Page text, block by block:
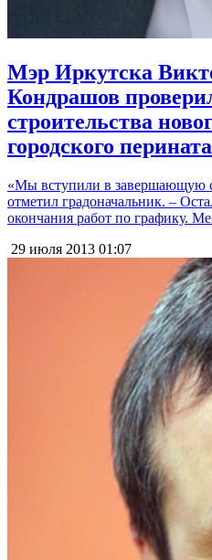
Мэр Иркутска
Кондрашов
строительства
городского
«Мы вступили в завершающую
отметил градоначальник. –
окончания работ по графику.
29 июля 2013 01:07